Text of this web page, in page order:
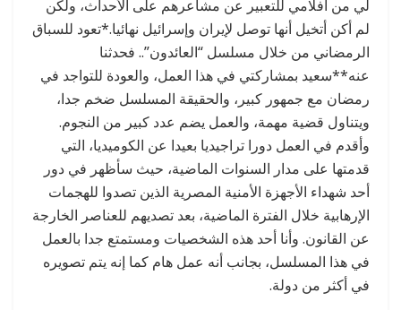
لي من أفلامي للتعبير عن مشاعرهم على الأحداث، ولكن
لم أكن أتخيل أنها توصل لإيران وإسرائيل نهائيا.*تعود للسباق
الرمضاني من خلال مسلسل “العائدون”.. فحدثنا
عنه**سعيد بمشاركتي في هذا العمل، والعودة للتواجد في
رمضان مع جمهور كبير، والحقيقة المسلسل ضخم جدا،
ويتناول قضية مهمة، والعمل يضم عدد كبير من النجوم.
وأقدم في العمل دورا تراجيديا بعيدا عن الكوميديا، التي
قدمتها على مدار السنوات الماضية، حيث سأظهر في دور
أحد شهداء الأجهزة الأمنية المصرية الذين تصدوا للهجمات
الإرهابية خلال الفترة الماضية، بعد تصديهم للعناصر الخارجة
عن القانون. وأنا أحد هذه الشخصيات ومستمتع جدا بالعمل
في هذا المسلسل، بجانب أنه عمل هام كما إنه يتم تصويره
في أكثر من دولة.